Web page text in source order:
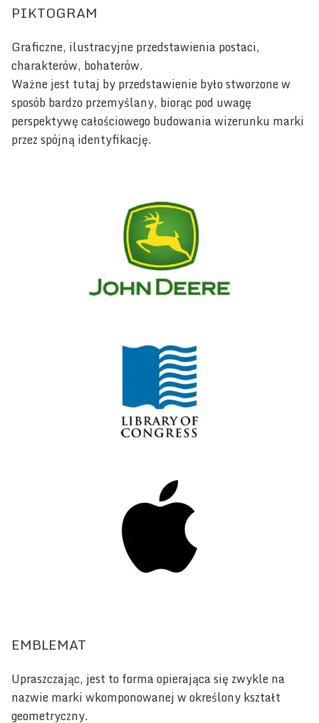
PIKTOGRAM
Graficzne, ilustracyjne przedstawienia postaci,
charakterów, bohaterów.
Ważne jest tutaj by przedstawienie było stworzone w
sposób bardzo przemyślany, biorąc pod uwagę
perspektywę całościowego budowania wizerunku marki
przez spójną identyfikację.
EMBLEMAT
Upraszczając, jest to forma opierająca się zwykle na
nazwie marki wkomponowanej w określony kształt
geometryczny.